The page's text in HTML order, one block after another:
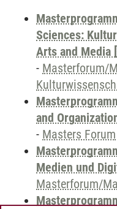
Sciences:
Arts and Media
- Masterforum/
and
- Masters Forum
Medien und
Masterforum/